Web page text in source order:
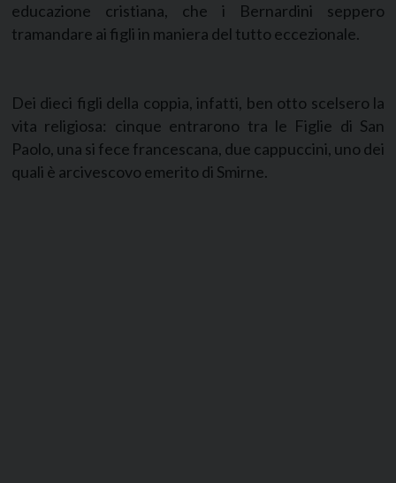
educazione cristiana, che i Bernardini seppero
tramandare ai figli in maniera del tutto eccezionale.
Dei dieci figli della coppia, infatti, ben otto scelsero la
vita religiosa: cinque entrarono tra le Figlie di San
Paolo, una si fece francescana, due cappuccini, uno dei
quali è arcivescovo emerito di Smirne.